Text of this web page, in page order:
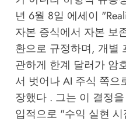
년 6월 8일 에세이
자본 증식에서 자본 보
환으로 규정하며, 개별
관하게 한계 달러가 암
서 벗어나 AI 주식 쪽으
장했다 . 그는 이 결정
입적으로 "수익 실현